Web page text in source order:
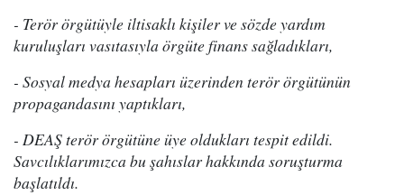
- Terör örgütüyle iltisaklı kişiler ve sözde yardım
kuruluşları vasıtasıyla örgüte finans sağladıkları,
- Sosyal medya hesapları üzerinden terör örgütünün
propagandasını yaptıkları,
- DEAŞ terör örgütüne üye oldukları tespit edildi.
Savcılıklarımızca bu şahıslar hakkında soruşturma
başlatıldı.